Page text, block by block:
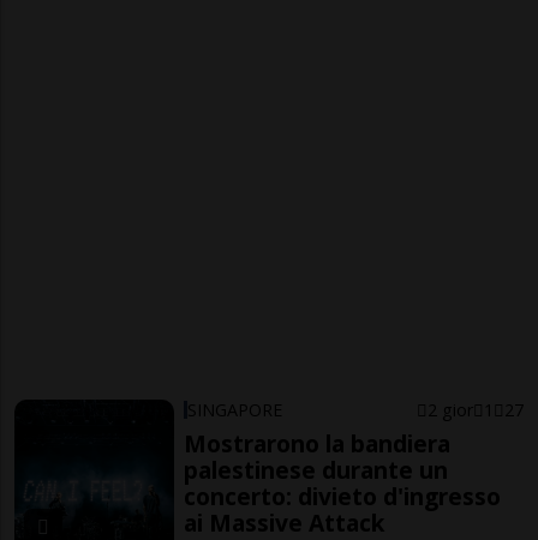
SINGAPORE 2 gior 1 27
Mostrarono la bandiera
palestinese durante un
concerto: divieto d'ingresso
ai Massive Attack